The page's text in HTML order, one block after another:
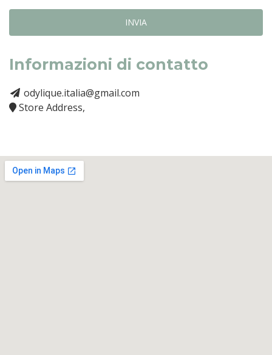
Informazioni di contatto
odylique.italia@gmail.com
Store Address,